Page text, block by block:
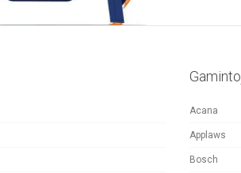
Acana
Applaws
Bosch